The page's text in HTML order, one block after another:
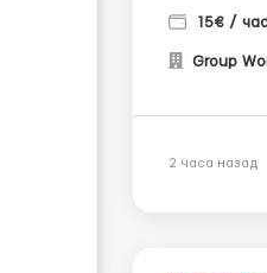
15€ / час
Group
2 часа назад